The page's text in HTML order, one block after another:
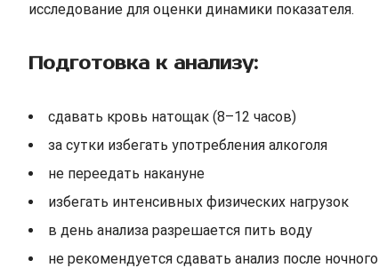
исследование для оценки динамики показателя.
Подготовка к анализу:
сдавать кровь натощак (8–12 часов)
за сутки избегать употребления алкоголя
не переедать накануне
избегать интенсивных физических нагрузок
в день анализа разрешается пить воду
не рекомендуется сдавать анализ после